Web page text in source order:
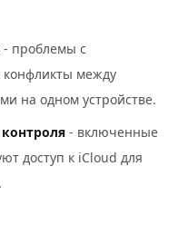
- проблемы с
конфликты между
на одном устройстве.
- включенные
доступ к iCloud для